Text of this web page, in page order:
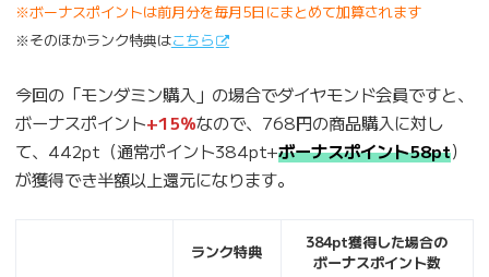
※ボーナスポイントは前月分を毎月5日にまとめて加算されます
※そのほかランク特典はこちら
今回の「モンダミン購入」の場合でダイヤモンド会員ですと、
ボーナスポイント+15％なので、768円の商品購入に対し
て、442pt（通常ポイント384pt+ボーナスポイント58pt）
が獲得でき半額以上還元になります。
ランク特典
384pt獲得した場合の
ボーナスポイント数